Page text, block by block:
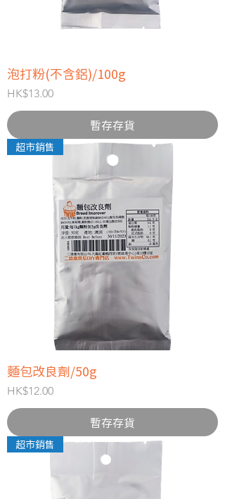
泡打粉(不含鋁)/100g
價格
HK$13.00
暫存存貨
超市銷售
麵包改良劑/50g
價格
HK$12.00
暫存存貨
超市銷售